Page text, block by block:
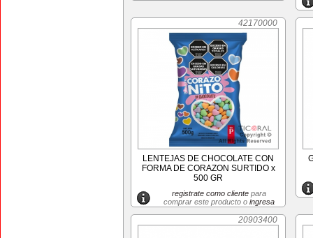
42170000
LENTEJAS DE CHOCOLATE CON
FORMA DE CORAZON SURTIDO x
500 GR
registrate como clientepara
comprar este producto o ingresa
20903400